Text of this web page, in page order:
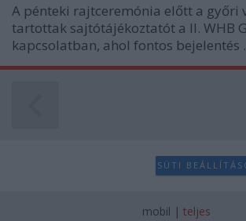
A pénteki rajtceremónia előtt a győri
tartottak sajtótájékoztatót a II. WHB
kapcsolatban, ahol fontos bejelentés
SÜTI
mobil | teljes